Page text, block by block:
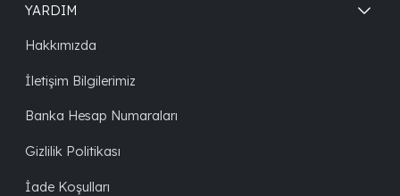
YARDIM
Hakkımızda
İletişim Bilgilerimiz
Banka Hesap Numaraları
Gizlilik Politikası
İade Koşulları